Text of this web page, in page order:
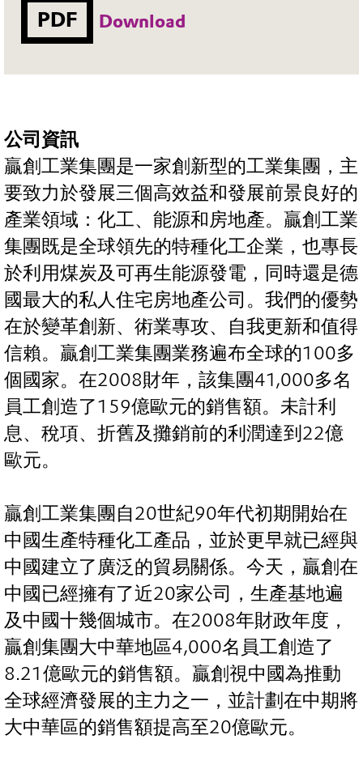
PDF Download
公司資訊
贏創工業集團是一家創新型的工業集團，主
要致力於發展三個高效益和發展前景良好的
產業領域：化工、能源和房地產。贏創工業
集團既是全球領先的特種化工企業，也專長
於利用煤炭及可再生能源發電，同時還是德
國最大的私人住宅房地產公司。我們的優勢
在於變革創新、術業專攻、自我更新和值得
信賴。贏創工業集團業務遍布全球的100多
個國家。在2008財年，該集團41,000多名
員工創造了159億歐元的銷售額。未計利
息、稅項、折舊及攤銷前的利潤達到22億
歐元。
贏創工業集團自20世紀90年代初期開始在
中國生產特種化工產品，並於更早就已經與
中國建立了廣泛的貿易關係。今天，贏創在
中國已經擁有了近20家公司，生產基地遍
及中國十幾個城市。在2008年財政年度，
贏創集團大中華地區4,000名員工創造了
8.21億歐元的銷售額。贏創視中國為推動
全球經濟發展的主力之一，並計劃在中期將
大中華區的銷售額提高至20億歐元。